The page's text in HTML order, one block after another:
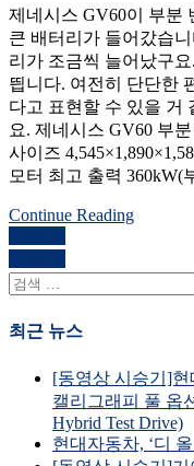
제네시스 GV60이 부분
큰 배터리가 들어갔습
리가 조금씩 늘어났구
띕니다. 여전히 단단한
다고 표현할 수 있을 거
요. 제네시스 GV60 부
사이즈
모터 최고 출력
Continue Reading
글
내
게
검
어:
최근 뉴스
[동영상 시승기]
캘리그래피 풀 옵
Hybrid Test Drive)
현대자동차, ‘디